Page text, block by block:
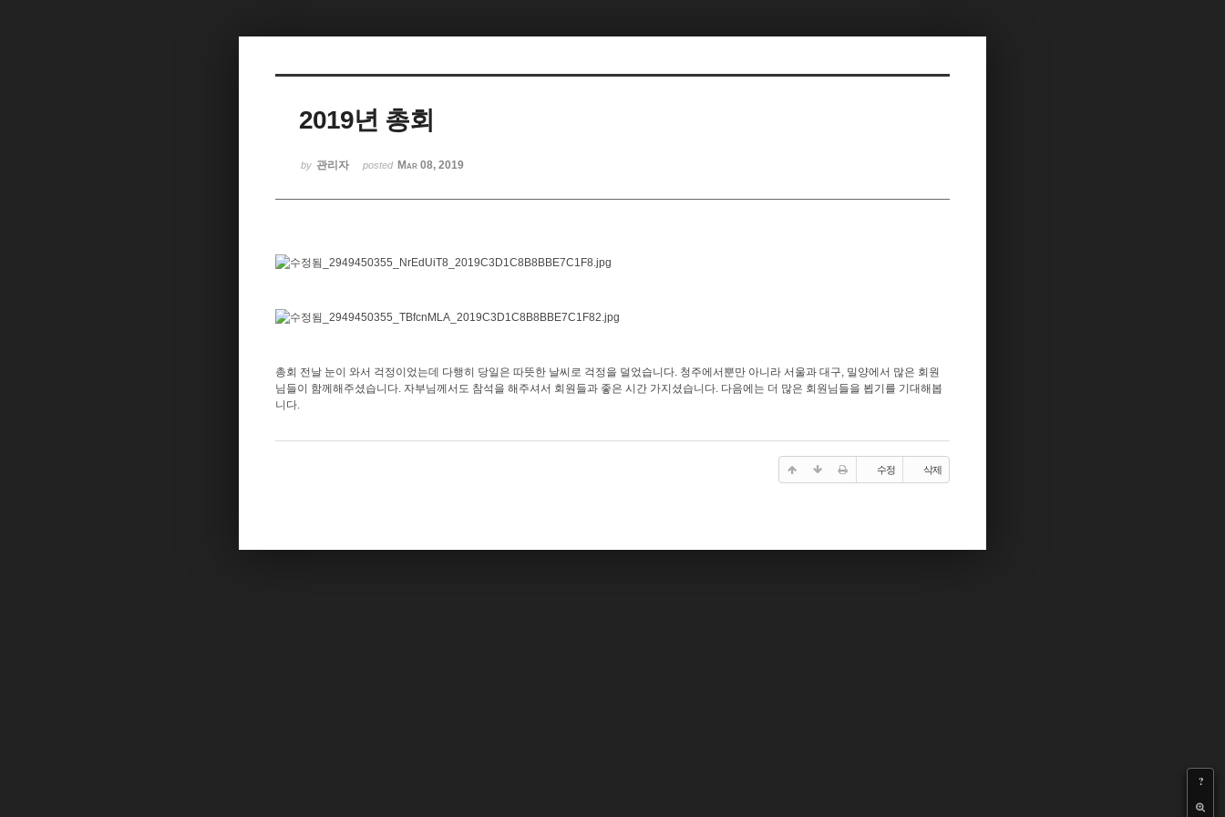
2019년 총회
by 관리자 posted Mar 08, 2019
?
총회 전날 눈이 와서 걱정이었는데 다행히 당일은 따뜻한 날씨로 걱정을 덜었습니다. 청주에서뿐만 아니라 서울과 대구, 밀양에서 많은 회원
님들이 함께해주셨습니다. 자부님께서도 참석을 해주셔서 회원들과 좋은 시간 가지셨습니다. 다음에는 더 많은 회원님들을 뵙기를 기대해봅
니다.
수정 삭제